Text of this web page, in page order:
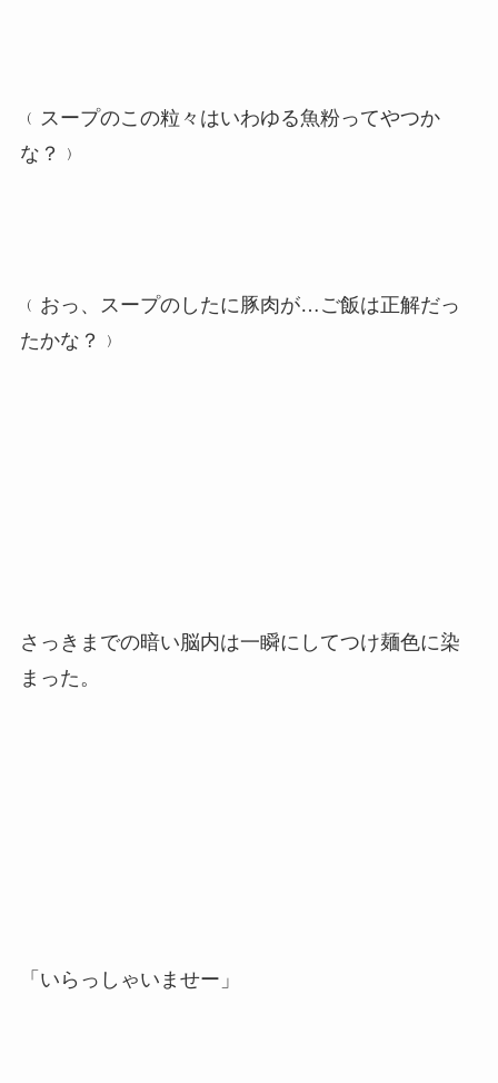
﹙スープのこの粒々はいわゆる魚粉ってやつか
な？﹚
﹙おっ、スープのしたに豚肉が…ご飯は正解だっ
たかな？﹚
さっきまでの暗い脳内は一瞬にしてつけ麺色に染
まった。
「いらっしゃいませー」